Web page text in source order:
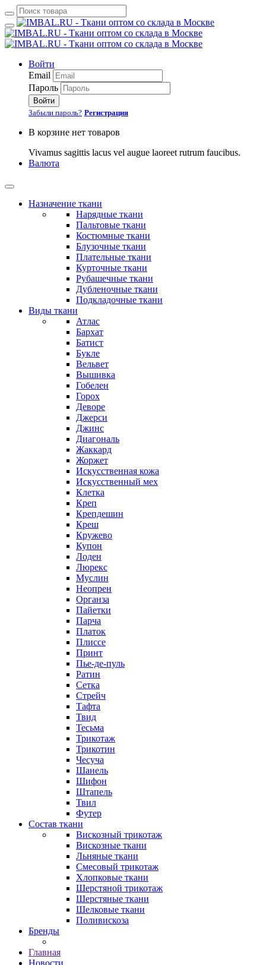
Войти
Email
Пароль
Войти
Забыли пароль? Регистрация
В корзине нет товаров
Vivamus sagittis lacus vel augue laoreet rutrum faucibus.
Валюта
Назначение ткани
Нарядные ткани
Пальтовые ткани
Костюмные ткани
Блузочные ткани
Плательные ткани
Курточные ткани
Рубашечные ткани
Дубленочные ткани
Подкладочные ткани
Виды ткани
Атлас
Бархат
Батист
Букле
Вельвет
Вышивка
Гобелен
Горох
Деворе
Джерси
Джинс
Диагональ
Жаккард
Жоржет
Искусственная кожа
Искусственный мех
Клетка
Креп
Крепдешин
Креш
Кружево
Купон
Лоден
Люрекс
Муслин
Неопрен
Органза
Пайетки
Парча
Платок
Плиссе
Принт
Пье-де-пуль
Ратин
Сетка
Стрейч
Тафта
Твид
Тесьма
Трикотаж
Трикотин
Чесуча
Шанель
Шифон
Штапель
Твил
Футер
Состав ткани
Вискозный трикотаж
Вискозные ткани
Льняные ткани
Смесовый трикотаж
Хлопковые ткани
Шерстяной трикотаж
Шерстяные ткани
Шелковые ткани
Поливискоза
Бренды
Главная
Новости